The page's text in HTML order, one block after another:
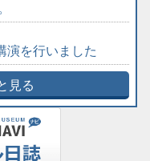
演を行いました
見る